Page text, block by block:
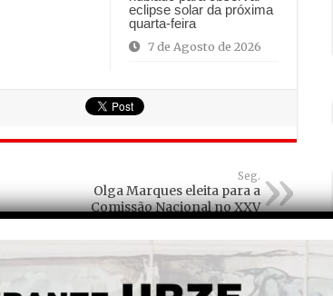
eclipse solar da próxima
quarta-feira
7 de Agosto de 2026
Seg.
Olga Marques eleita para a
Comissão Nacional no XXV
Congresso do PS